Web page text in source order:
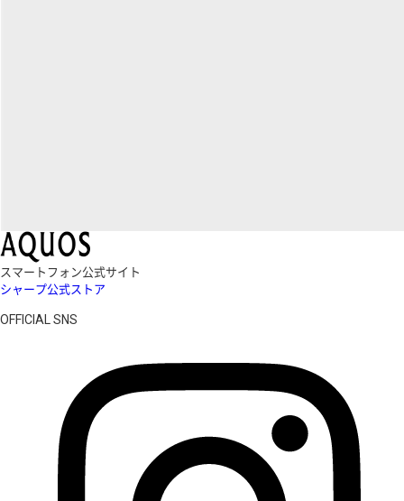
スマートフォン公式サイト
シャープ公式ストア
OFFICIAL SNS